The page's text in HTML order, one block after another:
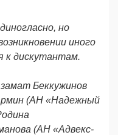
но
иного
к дискутантам.
Беккужинов
(АН «Надежный
(АН «Адвекс-